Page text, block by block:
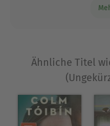
Familie entnommen
Ähnliche Titel